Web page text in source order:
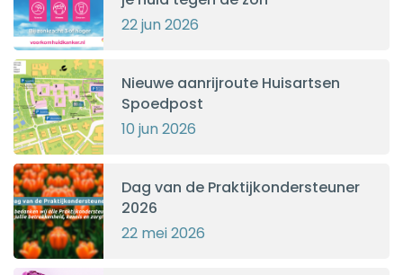
22 jun 2026
Nieuwe aanrijroute Huisartsen
Spoedpost
10 jun 2026
Dag van de Praktijkondersteuner
2026
22 mei 2026